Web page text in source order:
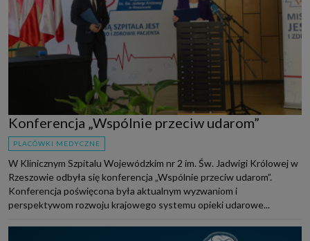
Konferencja „Wspólnie przeciw udarom”
PLACÓWKI MEDYCZNE
W Klinicznym Szpitalu Wojewódzkim nr 2 im. Św. Jadwigi Królowej w
Rzeszowie odbyła się konferencja „Wspólnie przeciw udarom”.
Konferencja poświęcona była aktualnym wyzwaniom i
perspektywom rozwoju krajowego systemu opieki udarowe...